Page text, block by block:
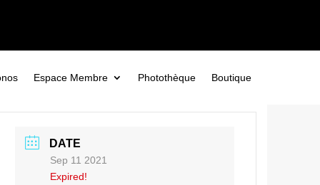
Espace Membre Photothèque Boutique
DATE
Sep 11 2021
Expired!